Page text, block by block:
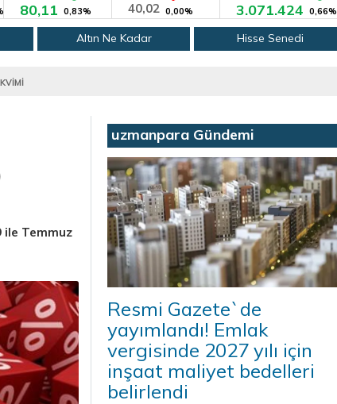
80,11 0,83% 40,02 0,00% 3.071.424 0,66%
Altın Ne Kadar Hisse Senedi
ile Temmuz
uzmanpara Gündemi
Resmi Gazete`de
yayımlandı! Emlak
vergisinde 2027 yılı için
inşaat maliyet bedelleri
belirlendi